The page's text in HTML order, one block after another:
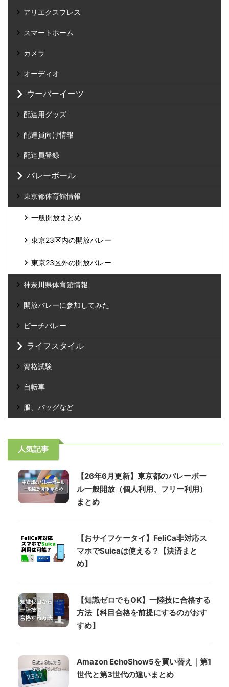
アリエクスプレス
スマートホーム
カメラ
オーディオ
ウーバーイーツ
配達用グッズ
配達員向け情報
配達員登録
バレーボール
東京都体育館情報
一般開放まとめ
東京23区内の開放バレー
東京23区外の開放バレー
神奈川県体育館情報
開放バレーに参加してみた
ビーチバレー
ライフスタイル
資格試験
自転車
服、バッグなど
人気記事
【26年6月更新】東京都のバレーボー
ル一般開放（個人利用、フリー利用）
まとめ
【おサイフケータイ】FeliCa非対応ス
マホでSuicaは使える？【決済まと
め】
【知識ゼロでもOK】一陸技に合格する
方法【科目合格を前提にするのがおす
すめ】
Amazon EchoShow5を買い替え｜第1
世代と第3世代の違いまとめ